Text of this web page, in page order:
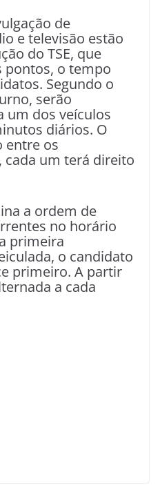
de
e televisão estão
do TSE, que
pontos, o tempo
Segundo o
serão
um dos veículos
diários. O
entre os
cada um terá direito
a ordem de
no horário
primeira
o candidato
primeiro. A partir
a cada